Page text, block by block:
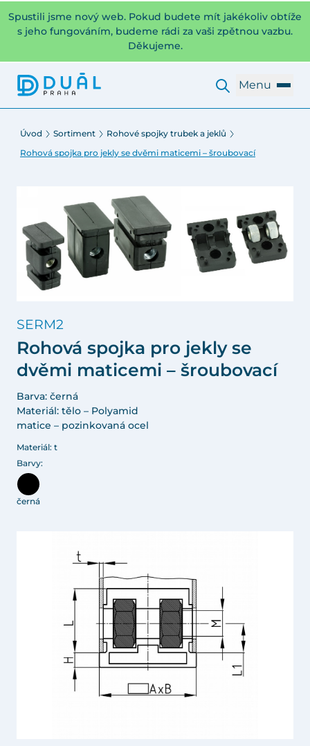
Spustili jsme nový web. Pokud budete mít jakékoliv obtíže
s jeho fungováním, budeme rádi za vaši zpětnou vazbu.
Děkujeme.
Menu
Úvod Sortiment
Rohové spojky trubek a jeklů
Rohová spojka pro jekly se dvěmi maticemi – šroubovací
SERM2
Rohová spojka pro jekly se
dvěmi maticemi – šroubovací
Barva: černá
Materiál: tělo – Polyamid
matice – pozinkovaná ocel
Materiál: t
Barvy:
černá